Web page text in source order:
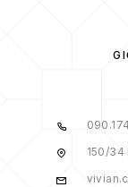
150/34